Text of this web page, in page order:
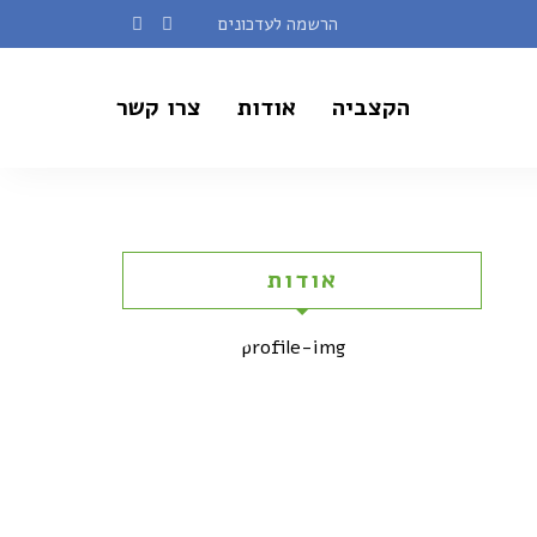
הרשמה לעדכונים
הקצביה אודות צרו קשר
אודות